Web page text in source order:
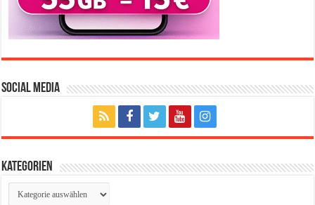
Social Media
Kategorien
Kategorien